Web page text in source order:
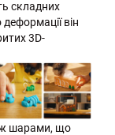
складних
він
3D-
шарами, що